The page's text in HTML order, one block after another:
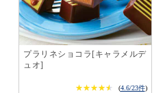
プラリネショコラ[キャラメルデ
ュオ]
★★★★★
★★★★★ (4.6/23件)